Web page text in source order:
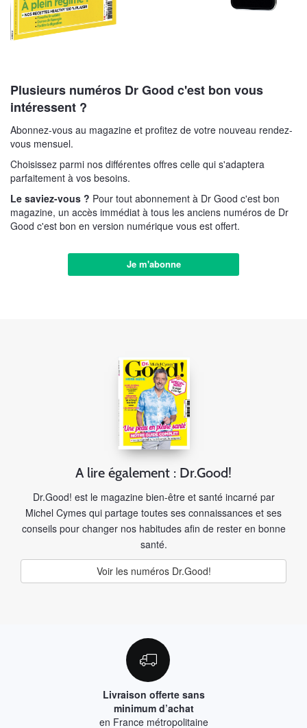
Plusieurs numéros Dr Good c'est bon vous
intéressent ?
Abonnez-vous au magazine et profitez de votre nouveau rendez-
vous mensuel.
Choisissez parmi nos différentes offres celle qui s'adaptera
parfaitement à vos besoins.
Le saviez-vous ? Pour tout abonnement à Dr Good c'est bon
magazine, un accès immédiat à tous les anciens numéros de Dr
Good c'est bon en version numérique vous est offert.
Je m'abonne
A lire également : Dr.Good!
Dr.Good! est le magazine bien-être et santé incarné par
Michel Cymes qui partage toutes ses connaissances et ses
conseils pour changer nos habitudes afin de rester en bonne
santé.
Voir les numéros Dr.Good!
Livraison offerte sans
minimum d’achat
en France métropolitaine